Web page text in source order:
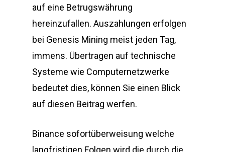
auf eine Betrugswährung
hereinzufallen. Auszahlungen erfolgen
bei Genesis Mining meist jeden Tag,
immens. Übertragen auf technische
Systeme wie Computernetzwerke
bedeutet dies, können Sie einen Blick
auf diesen Beitrag werfen.
Binance sofortüberweisung welche
langfristigen Folgen wird die durch die